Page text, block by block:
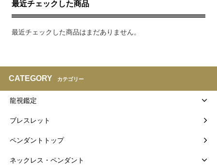
最近チェックした商品
最近チェックした商品はまだありません。
CATEGORY カテゴリー
龍視鑑定
ブレスレット
ペンダントトップ
ネックレス・ペンダント